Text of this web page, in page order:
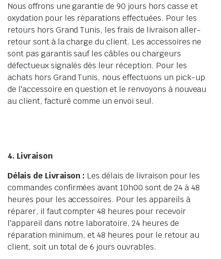
Nous offrons une garantie de 90 jours hors casse et
oxydation pour les réparations effectuées. Pour les
retours hors Grand Tunis, les frais de livraison aller-
retour sont à la charge du client. Les accessoires ne
sont pas garantis sauf les câbles ou chargeurs
défectueux signalés dès leur réception. Pour les
achats hors Grand Tunis, nous effectuons un pick-up
de l'accessoire en question et le renvoyons à nouveau
au client, facturé comme un envoi seul.
4. Livraison
Délais de Livraison : Les délais de livraison pour les
commandes confirmées avant 10h00 sont de 24 à 48
heures pour les accessoires. Pour les appareils à
réparer, il faut compter 48 heures pour recevoir
l'appareil dans notre laboratoire, 24 heures de
réparation minimum, et 48 heures pour le retour au
client, soit un total de 6 jours ouvrables.